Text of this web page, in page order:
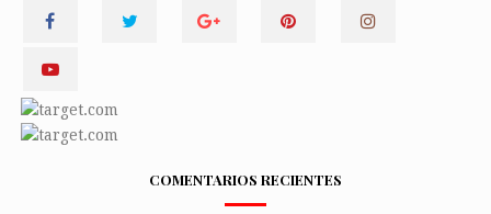
COMENTARIOS RECIENTES